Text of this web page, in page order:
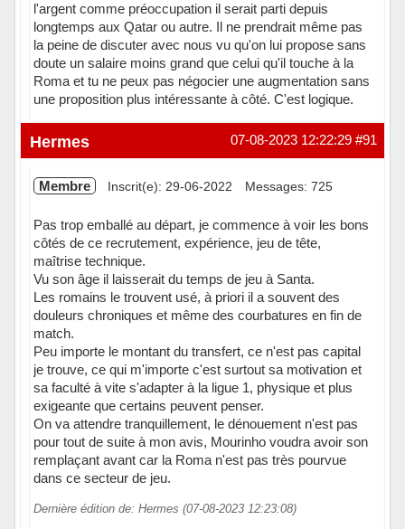
l'argent comme préoccupation il serait parti depuis
longtemps aux Qatar ou autre. Il ne prendrait même pas
la peine de discuter avec nous vu qu'on lui propose sans
doute un salaire moins grand que celui qu'il touche à la
Roma et tu ne peux pas négocier une augmentation sans
une proposition plus intéressante à côté. C'est logique.
#91
07-08-2023 12:22:29
Hermes
Membre Inscrit(e): 29-06-2022 Messages: 725
Pas trop emballé au départ, je commence à voir les bons
côtés de ce recrutement, expérience, jeu de tête,
maîtrise technique.
Vu son âge il laisserait du temps de jeu à Santa.
Les romains le trouvent usé, à priori il a souvent des
douleurs chroniques et même des courbatures en fin de
match.
Peu importe le montant du transfert, ce n'est pas capital
je trouve, ce qui m'importe c'est surtout sa motivation et
sa faculté à vite s'adapter à la ligue 1, physique et plus
exigeante que certains peuvent penser.
On va attendre tranquillement, le dénouement n'est pas
pour tout de suite à mon avis, Mourinho voudra avoir son
remplaçant avant car la Roma n'est pas très pourvue
dans ce secteur de jeu.
Dernière édition de: Hermes (07-08-2023 12:23:08)